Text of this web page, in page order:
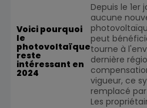
Voici pourquoi
le
photovoltaïque
reste
intéressant en
2024
Depuis le 1er
aucune
peut
tourne à
dernière
vigueur, ce
remplacé
Les